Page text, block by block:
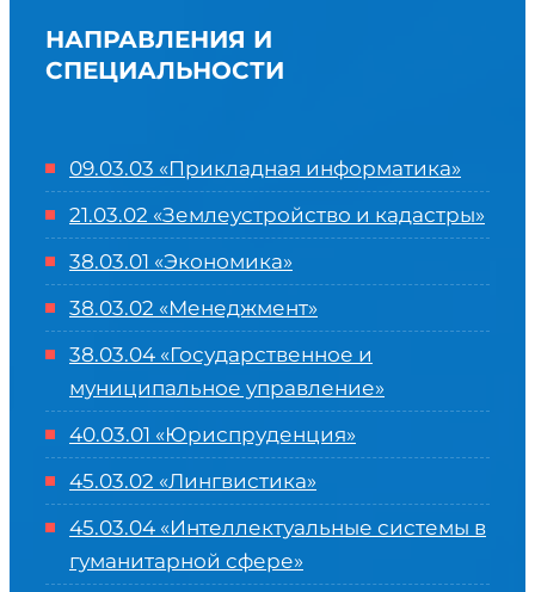
НАПРАВЛЕНИЯ И
СПЕЦИАЛЬНОСТИ
09.03.03 «Прикладная информатика»
21.03.02 «Землеустройство и кадастры»
38.03.01 «Экономика»
38.03.02 «Менеджмент»
38.03.04 «Государственное и
муниципальное управление»
40.03.01 «Юриспруденция»
45.03.02 «Лингвистика»
45.03.04 «Интеллектуальные системы в
гуманитарной сфере»